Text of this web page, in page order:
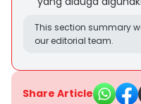
This section summary
our editorial team.
Share Article